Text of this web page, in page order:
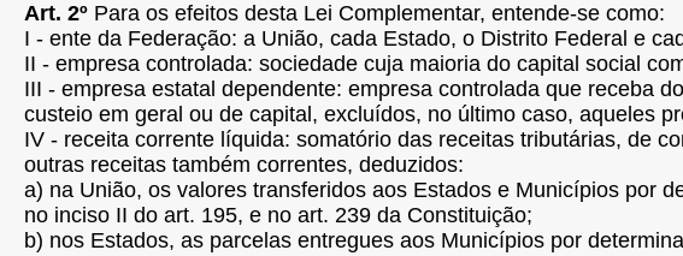
Art. 2º Para os efeitos desta Lei Complementar, entende-se como:
I - ente da Federação: a União, cada Estado, o Distrito Federal e
II - empresa controlada: sociedade cuja maioria do capital social
III - empresa estatal dependente: empresa controlada que receba
custeio em geral ou de capital, excluídos, no último caso, aqueles
IV - receita corrente líquida: somatório das receitas tributárias, de
outras receitas também correntes, deduzidos:
a) na União, os valores transferidos aos Estados e Municípios por
no inciso II do art. 195, e no art. 239 da Constituição;
b) nos Estados, as parcelas entregues aos Municípios por